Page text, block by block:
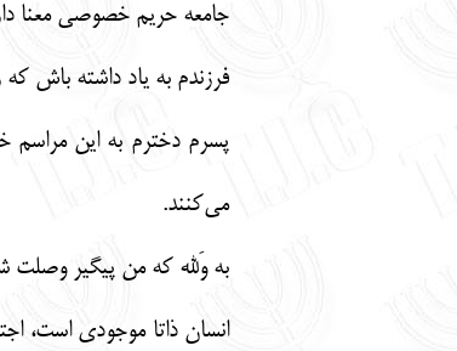
جامعه حریم خصوصی معنا
فرزندم به یاد داشته باش
پسرم دخترم به این مراسم
می‌کنند.